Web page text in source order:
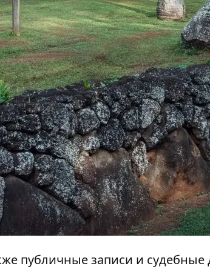
публичные записи и судебные